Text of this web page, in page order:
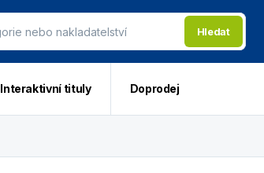
Hledat
Interaktivní tituly Doprodej